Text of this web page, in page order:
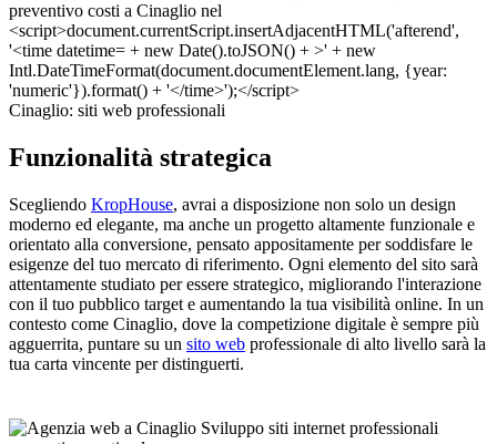
Cinaglio: siti web professionali
Funzionalità strategica
Scegliendo KropHouse, avrai a disposizione non solo un design
moderno ed elegante, ma anche un progetto altamente funzionale e
orientato alla conversione, pensato appositamente per soddisfare le
esigenze del tuo mercato di riferimento. Ogni elemento del sito sarà
attentamente studiato per essere strategico, migliorando l'interazione
con il tuo pubblico target e aumentando la tua visibilità online. In un
contesto come Cinaglio, dove la competizione digitale è sempre più
agguerrita, puntare su un sito web professionale di alto livello sarà la
tua carta vincente per distinguerti.